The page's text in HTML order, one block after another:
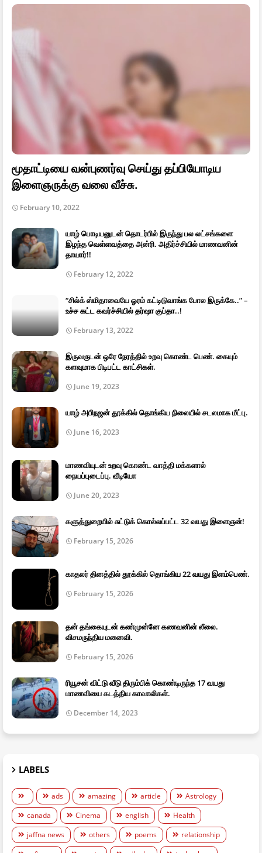
மூதாட்டியை வன்புணர்வு செய்து தப்பியோடிய
இளைஞருக்கு வலை வீச்சு.
February 10, 2022
யாழ் பொடியனுடன் தொடர்பில் இருந்து பல லட்சங்களை
இழந்த வெள்ளவத்தை அன்ரி. அதிர்ச்சியில் மாணவனின்
தாயார்!!
February 12, 2022
“சில்க் ஸ்மிதாவையே ஓரம் கட்டிடுவாங்க போல இருக்கே..” –
உச்ச கட்ட கவர்ச்சியில் தர்ஷா குப்தா..!
February 13, 2022
இருவருடன் ஒரே நேரத்தில் உறவு கொண்ட பெண். கையும்
களவுமாக பிடிபட்ட காட்சிகள்.
June 19, 2023
யாழ் அபிநஜன் தூக்கில் தொங்கிய நிலையில் சடலமாக மீட்பு.
June 16, 2023
மாணவியுடன் உறவு கொண்ட வாத்தி மக்களால்
நையப்புடைப்பு. வீடியோ
June 20, 2023
களுத்துறையில் சுட்டுக் கொல்லப்பட்ட 32 வயது இளைஞன்!
February 15, 2026
காதலர் தினத்தில் தூக்கில் தொங்கிய 22 வயது இளம்பெண்.
February 15, 2026
தன் தங்கையுடன் கண்முன்னே கணவனின் லீலை.
விசமருந்திய மனைவி.
February 15, 2026
ரியூசன் விட்டு வீடு திரும்பிக் கொண்டிருந்த 17 வயது
மாணவியை கடத்திய காவாலிகள்.
December 14, 2023
LABELS
ads amazing article
Astrology
canada
Cinema english
Health
jaffna news
others poems
relationship